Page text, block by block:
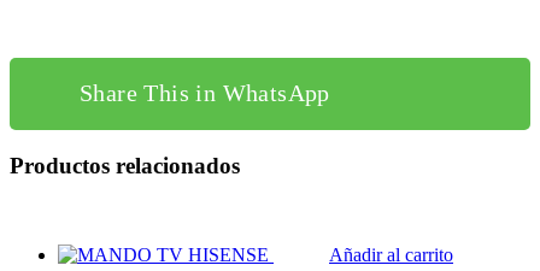
Share This in WhatsApp
Productos relacionados
Añadir al carrito